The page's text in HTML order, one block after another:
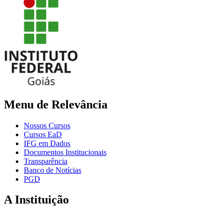
Menu de Relevância
Nossos Cursos
Cursos EaD
IFG em Dados
Documentos Institucionais
Transparência
Banco de Notícias
PGD
A Instituição